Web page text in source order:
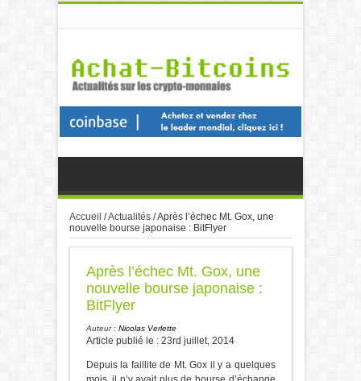
Accueil /Actualités/Après l’échec Mt. Gox, une
nouvelle bourse japonaise : BitFlyer
Après l’échec Mt. Gox, une
nouvelle bourse japonaise :
BitFlyer
Auteur : Nicolas Verlette
Article publié le : 23rd juillet, 2014
Depuis la faillite de Mt. Gox il y a quelques